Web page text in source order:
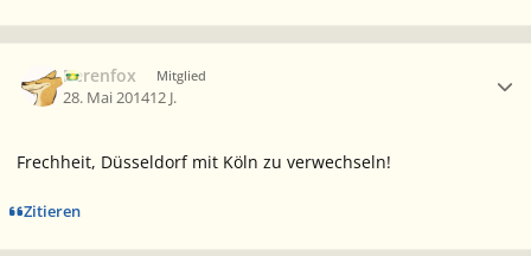
Berenfox Mitglied
28. Mai 201412 J.
Frechheit, Düsseldorf mit Köln zu verwechseln!
Zitieren